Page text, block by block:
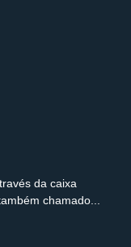
da caixa
chamado...